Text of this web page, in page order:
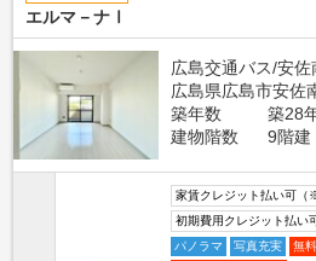
エルマ－ナⅠ
広島交通バス/安
広島県広島市安佐
築年数
築28
建物階数
9階建
家賃クレジット払い可（
初期費用クレジット払い
パノラマ
写真充実
無